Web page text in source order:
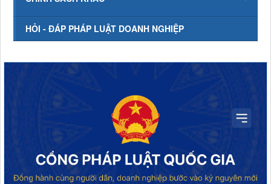
HỎI - ĐÁP PHÁP LUẬT DOANH NGHIỆP